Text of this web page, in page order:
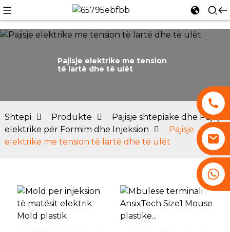
Pajisje elektrike me tension
të lartë dhe të ulët
Shtëpi Produkte
Pajisje shtëpiake dhe Pajisje
elektrike për Formim dhe Injeksion
Pajisje
elektrike me tension të lartë dhe të ulët